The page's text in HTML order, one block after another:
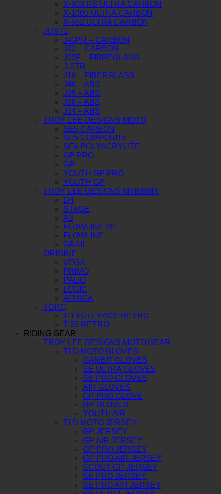
X-803 RS ULTRA CARBON
X-1005 ULTRA CARBON
X-552 ULTRA CARBON
JUST1
J-GPR – CARBON
J22 – CARBON
J22F – FIBREGLASS
J-STR
J18 – FIBERGLASS
J40 – ABS
J39 – ABS
J38 – ABS
J34 – ABS
TROY LEE DESIGNS MOTO
SE5 CARBON
SE5 COMPOSITE
SE4 POLYACRYLITE
GP PRO
GP
YOUTH GP PRO
YOUTH GP
TROY LEE DESIGNS MTB/BMX
D4
STAGE
A3
FLOWLINE SE
FLOWLINE
GRAIL
ORIGINE
VEGA
PRIMO
PALIO
LOGIC
APRICA
TORC
T-1 FULL FACE RETRO
T-50 RETRO
RIDING GEAR
TROY LEE DESIGNS MOTO GEAR
TLD MOTO GLOVES
GAMBIT GLOVES
SE ULTRA GLOVES
SE PRO GLOVES
AIR GLOVES
GP PRO GLOVE
GP GLOVES
YOUTH AIR
TLD MOTO JERSEY
GP JERSEY
GP AIR JERSEY
GP PRO JERSEY
GP PRO AIR JERSEY
SCOUT GP JERSEY
SE PRO JERSEY
SE PRO AIR JERSEY